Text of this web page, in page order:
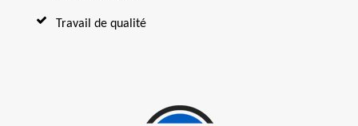
Travail de qualité